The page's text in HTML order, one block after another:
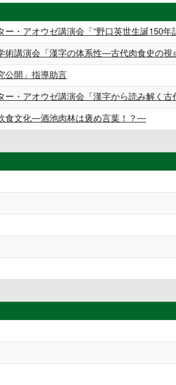
・アオウゼ講演会「“野口英世生誕150
術講演会「漢字の体系性―古代肉食史の視
公開」指導助言
・アオウゼ講演会「漢字から読み解く古
食文化―酒池肉林は褒め言葉！？―